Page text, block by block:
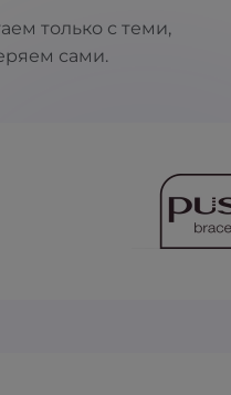
только с теми,
сами.